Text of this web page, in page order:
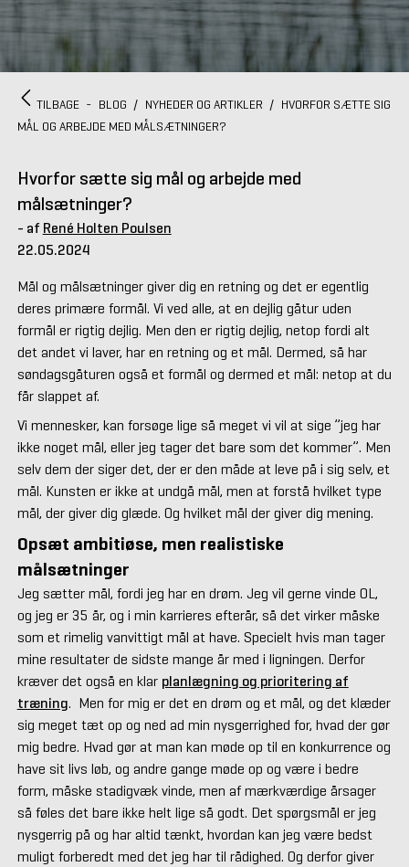
TILBAGE - BLOG / NYHEDER OG ARTIKLER / HVORFOR SÆTTE SIG
MÅL OG ARBEJDE MED MÅLSÆTNINGER?
Hvorfor sætte sig mål og arbejde med
målsætninger?
- af René Holten Poulsen
22.05.2024
Mål og målsætninger giver dig en retning og det er egentlig
deres primære formål. Vi ved alle, at en dejlig gåtur uden
formål er rigtig dejlig. Men den er rigtig dejlig, netop fordi alt
det andet vi laver, har en retning og et mål. Dermed, så har
søndagsgåturen også et formål og dermed et mål: netop at du
får slappet af.
Vi mennesker, kan forsøge lige så meget vi vil at sige ”jeg har
ikke noget mål, eller jeg tager det bare som det kommer”. Men
selv dem der siger det, der er den måde at leve på i sig selv, et
mål. Kunsten er ikke at undgå mål, men at forstå hvilket type
mål, der giver dig glæde. Og hvilket mål der giver dig mening.
Opsæt ambitiøse, men realistiske
målsætninger
Jeg sætter mål, fordi jeg har en drøm. Jeg vil gerne vinde OL,
og jeg er 35 år, og i min karrieres efterår, så det virker måske
som et rimelig vanvittigt mål at have. Specielt hvis man tager
mine resultater de sidste mange år med i ligningen. Derfor
kræver det også en klar planlægning og prioritering af
træning. Men for mig er det en drøm og et mål, og det klæder
sig meget tæt op og ned ad min nysgerrighed for, hvad der gør
mig bedre. Hvad gør at man kan møde op til en konkurrence og
have sit livs løb, og andre gange møde op og være i bedre
form, måske stadigvæk vinde, men af mærkværdige årsager
så føles det bare ikke helt lige så godt. Det spørgsmål er jeg
nysgerrig på og har altid tænkt, hvordan kan jeg være bedst
muligt forberedt med det jeg har til rådighed. Og derfor giver